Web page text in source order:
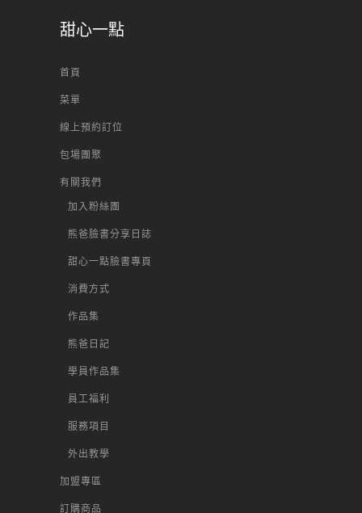
甜心一點
首頁
菜單
線上預約訂位
包場團聚
有關我們
加入粉絲團
熊爸臉書分享日誌
甜心一點臉書專頁
消費方式
作品集
熊爸日記
學員作品集
員工福利
服務項目
外出教學
加盟專區
訂購商品